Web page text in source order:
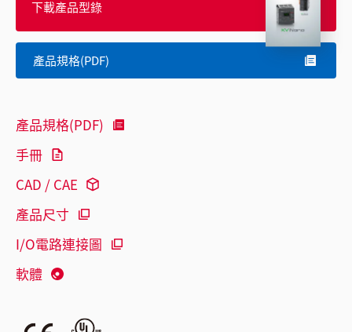
下載產品型錄
產品規格(PDF)
產品規格(PDF)
手冊
CAD / CAE
產品尺寸
I/O電路連接圖
軟體